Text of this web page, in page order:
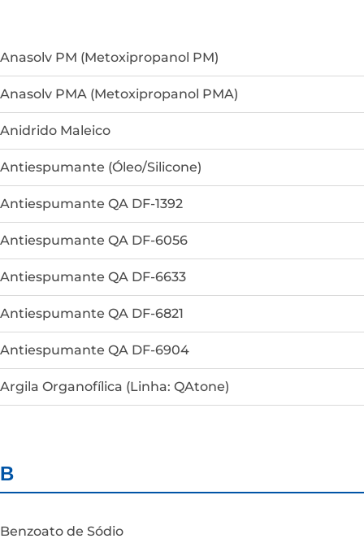
Anasolv PM (Metoxipropanol PM)
Anasolv PMA (Metoxipropanol PMA)
Anidrido Maleico
Antiespumante (Óleo/Silicone)
Antiespumante QA DF-1392
Antiespumante QA DF-6056
Antiespumante QA DF-6633
Antiespumante QA DF-6821
Antiespumante QA DF-6904
Argila Organofílica (Linha: QAtone)
B
Benzoato de Sódio